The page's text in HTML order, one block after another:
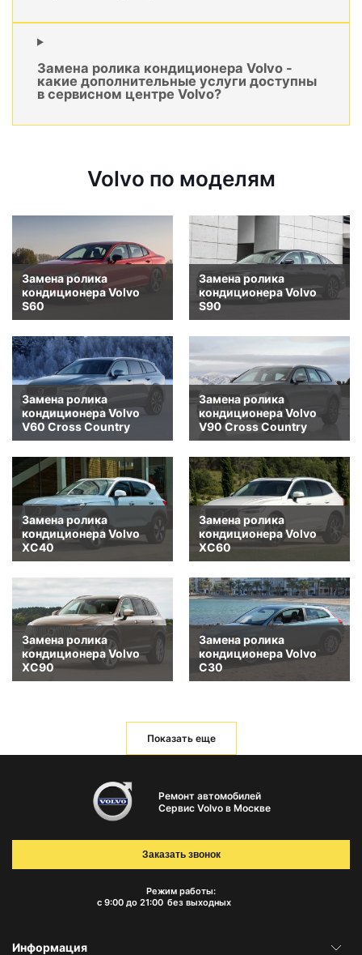
Замена ролика кондиционера Volvo -
какие дополнительные услуги доступны
в сервисном центре Volvo?
Volvo по моделям
Замена ролика
кондиционера Volvo
S60
Замена ролика
кондиционера Volvo
S90
Замена ролика
кондиционера Volvo
V60 Cross Country
Замена ролика
кондиционера Volvo
V90 Cross Country
Замена ролика
кондиционера Volvo
XC40
Замена ролика
кондиционера Volvo
XC60
Замена ролика
кондиционера Volvo
XC90
Замена ролика
кондиционера Volvo
C30
Показать еще
Ремонт автомобилей
Сервис Volvo в Москве
Режим работы:
с 9:00 до 21:00 без выходных
Заказать звонок
Информация